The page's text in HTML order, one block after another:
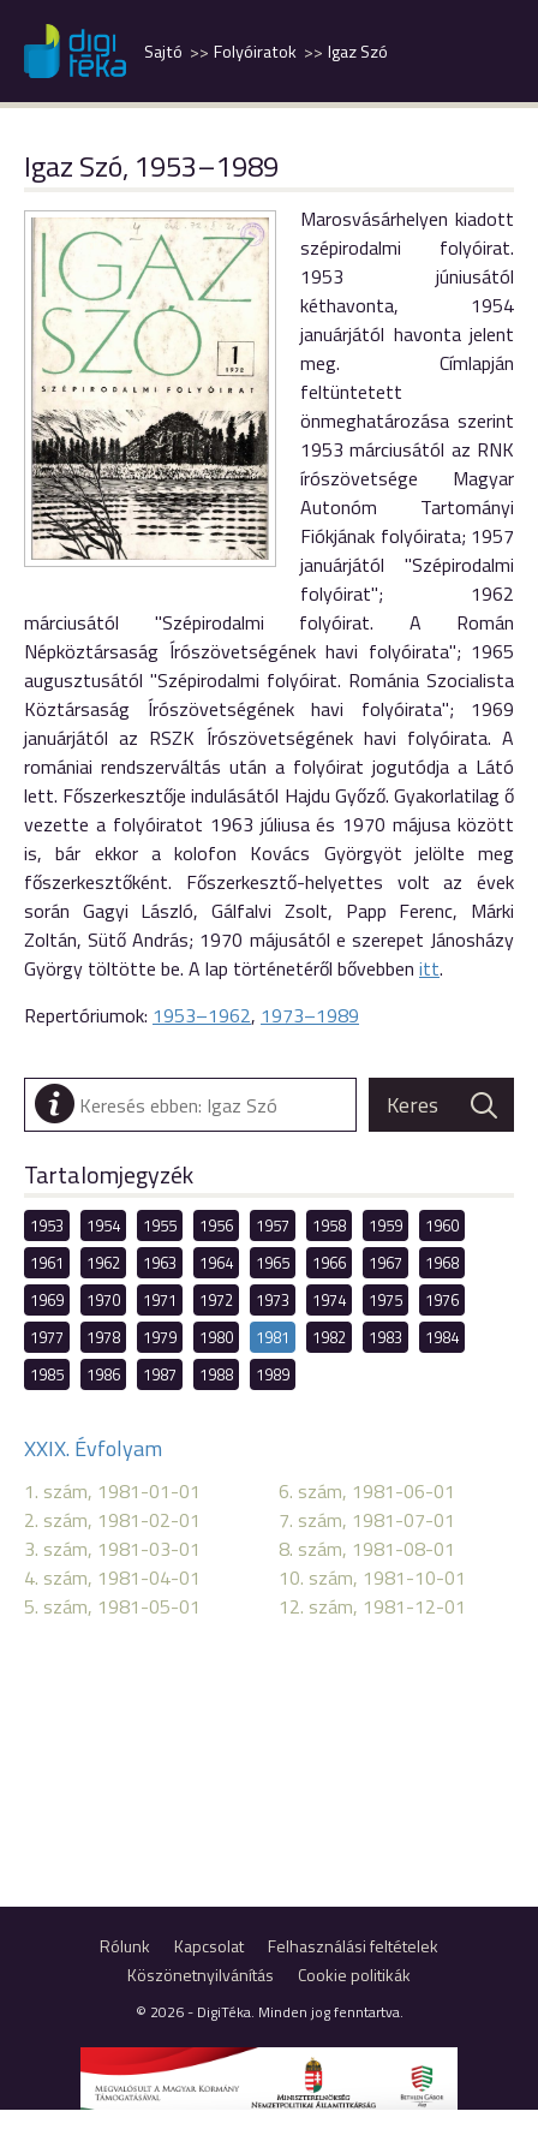
Igaz Szó
Folyóiratok
Sajtó
Igaz Szó, 1953–1989
Marosvásárhelyen kiadott
szépirodalmi folyóirat.
1953 júniusától
kéthavonta, 1954
januárjától havonta jelent
meg. Címlapján
feltüntetett
önmeghatározása szerint
1953 márciusától az RNK
írószövetsége Magyar
Autonóm Tartományi
Fiókjának folyóirata; 1957
januárjától "Szépirodalmi
folyóirat"; 1962
márciusától "Szépirodalmi folyóirat. A Román
Népköztársaság Írószövetségének havi folyóirata"; 1965
augusztusától "Szépirodalmi folyóirat. Románia Szocialista
Köztársaság Írószövetségének havi folyóirata"; 1969
januárjától az RSZK Írószövetségének havi folyóirata. A
romániai rendszerváltás után a folyóirat jogutódja a Látó
lett. Főszerkesztője indulásától Hajdu Győző. Gyakorlatilag ő
vezette a folyóiratot 1963 júliusa és 1970 májusa között
is, bár ekkor a kolofon Kovács Györgyöt jelölte meg
főszerkesztőként. Főszerkesztő-helyettes volt az évek
során Gagyi László, Gálfalvi Zsolt, Papp Ferenc, Márki
Zoltán, Sütő András; 1970 májusától e szerepet Jánosházy
György töltötte be. A lap történetéről bővebben itt.
Repertóriumok: 1953–1962, 1973–1989
Tartalomjegyzék
1953 1954 1955 1956 1957 1958 1959
1960
1961
1962 1963 1964 1965 1966 1967
1968
1969
1970 1971 1972 1973 1974 1975
1976
1977
1978 1979 1980 1981 1982 1983
1984
1985
1986 1987 1988 1989
XXIX. Évfolyam
1. szám, 1981-01-01
2. szám, 1981-02-01
3. szám, 1981-03-01
4. szám, 1981-04-01
5. szám, 1981-05-01
6. szám, 1981-06-01
7. szám, 1981-07-01
8. szám, 1981-08-01
10. szám, 1981-10-01
12. szám, 1981-12-01
Rólunk Kapcsolat
Felhasználási feltételek
Köszönetnyilvánítás
Cookie politikák
© 2026 - DigiTéka. Minden jog fenntartva.